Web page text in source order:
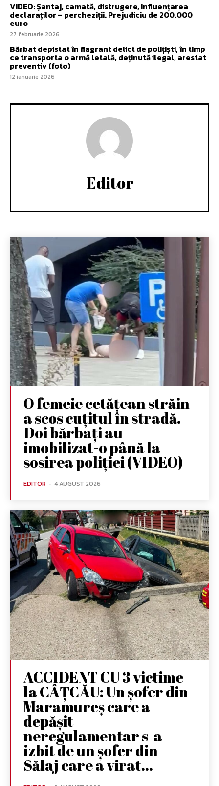
VIDEO: Șantaj, camată, distrugere, influențarea
declaraților – percheziții. Prejudiciu de 200.000
euro
27 februarie 2026
Bărbat depistat în flagrant delict de polițiști, în timp
ce transporta o armă letală, deținută ilegal, arestat
preventiv (foto)
12 ianuarie 2026
Editor
O femeie cetățean străin
a scos cuțitul în stradă.
Doi bărbați au
imobilizat-o până la
sosirea poliției (VIDEO)
EDITOR - 4 AUGUST 2026
ACCIDENT CU 3 victime
la CÂȚCĂU: Un șofer din
Maramureș care a
depășit
neregulamentar s-a
izbit de un șofer din
Sălaj care a virat...